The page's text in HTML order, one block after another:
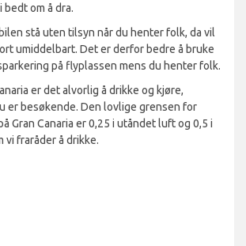
bedt om å dra.
stå uten tilsyn når du henter folk, da vil
umiddelbart. Det er derfor bedre å bruke
på flyplassen mens du henter folk.
er det alvorlig å drikke og kjøre,
er besøkende. Den lovlige grensen for
Gran Canaria er 0,25 i utåndet luft og 0,5 i
vi fraråder å drikke.